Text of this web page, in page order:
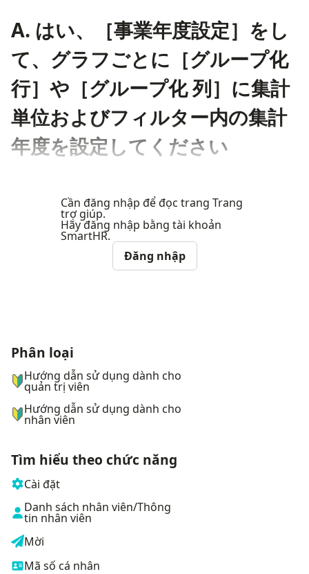
A. はい、［事業年度設定］をし
て、グラフごとに［グループ化
行］や［グループ化 列］に集計
単位およびフィルター内の集計
年度を設定してください
Cần đăng nhập để đọc trang Trang
trợ giúp.
Hãy đăng nhập bằng tài khoản
SmartHR.
Đăng nhập
ナビゲーションメニュー
Phân loại
Hướng dẫn sử dụng dành cho
quản trị viên
Hướng dẫn sử dụng dành cho
nhân viên
Tìm hiểu theo chức năng
Cài đặt
Danh sách nhân viên/Thông
tin nhân viên
Mời
Mã số cá nhân